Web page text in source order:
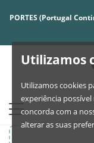
Utilizamos
Utilizamos cookies
experiência possível
concorda com a
alterar as suas
PORTES (Portugal